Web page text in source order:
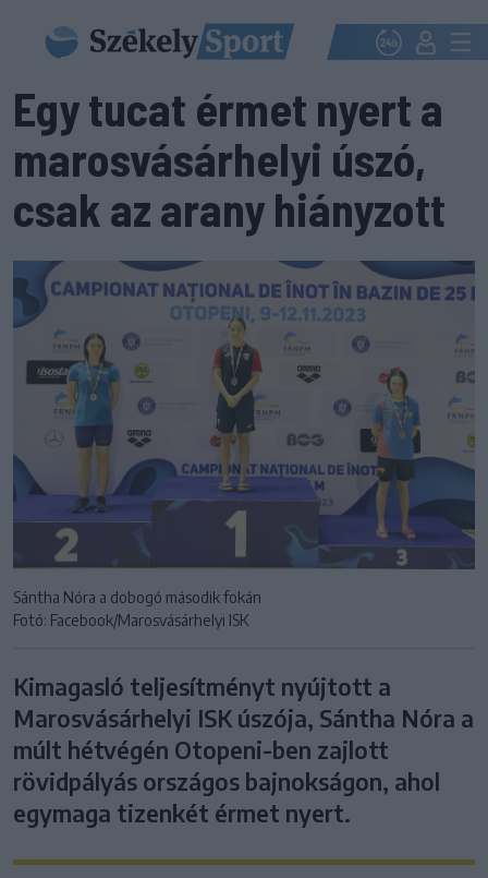
Egy tucat érmet nyert a
marosvásárhelyi úszó,
csak az arany hiányzott
Sántha Nóra a dobogó második fokán
Fotó: Facebook/Marosvásárhelyi ISK
Kimagasló teljesítményt nyújtott a
Marosvásárhelyi ISK úszója, Sántha Nóra a
múlt hétvégén Otopeni-ben zajlott
rövidpályás országos bajnokságon, ahol
egymaga tizenkét érmet nyert.